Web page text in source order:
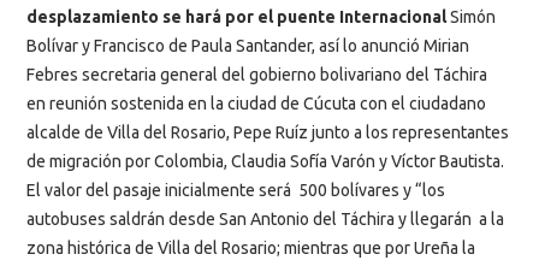
desplazamiento se hará por el puente InternacionalSimón
Bolívar y Francisco de Paula Santander, así lo anunció Mirian
Febres secretaria general del gobierno bolivariano del Táchira
en reunión sostenida en la ciudad de Cúcuta con el ciudadano
alcalde de Villa del Rosario, Pepe Ruíz junto a los representantes
de migración por Colombia, Claudia Sofía Varón y Víctor Bautista.
El valor del pasaje inicialmente será 500 bolívares y “los
autobuses saldrán desde San Antonio del Táchira y llegarán a la
zona histórica de Villa del Rosario; mientras que por Ureña la